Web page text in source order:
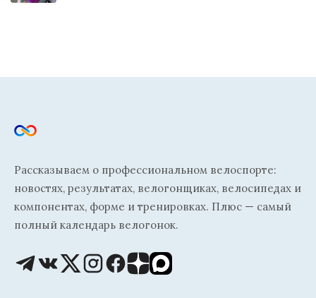
Рассказываем о профессиональном велоспорте:
новостях, результатах, велогонщиках, велосипедах и
компонентах, форме и тренировках. Плюс — самый
полный календарь велогонок.